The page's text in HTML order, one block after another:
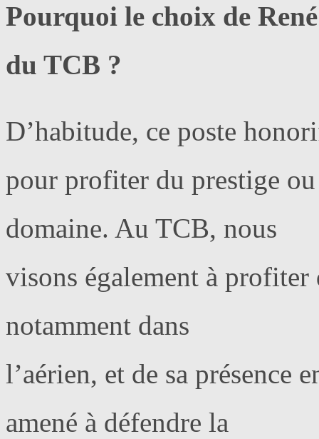
Pourquoi le choix de
du TCB ?
D’habitude, ce poste
pour profiter du prestige ou
domaine. Au TCB, nous
visons également à profiter
notamment dans
l’aérien, et de sa présence
amené à défendre la